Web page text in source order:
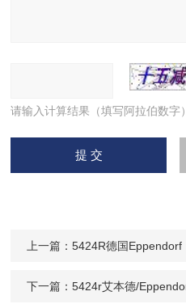
请输入计算结果（填写阿拉伯数字
上一篇：5424R德国Eppendorf
下一篇：5424r艾本德/